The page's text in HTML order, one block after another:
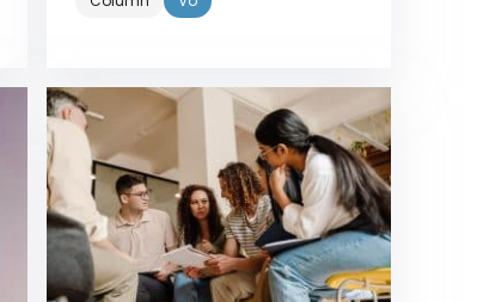
Bekijk